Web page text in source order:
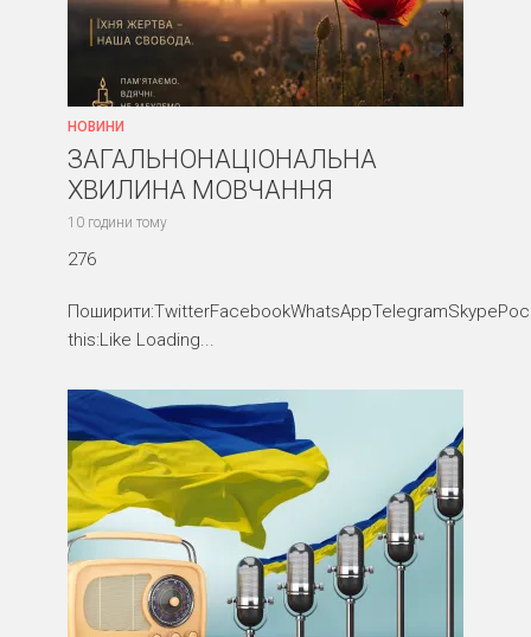
НОВИНИ
ЗАГАЛЬНОНАЦІОНАЛЬНА
ХВИЛИНА МОВЧАННЯ
10 години тому
276
this:Like Loading...